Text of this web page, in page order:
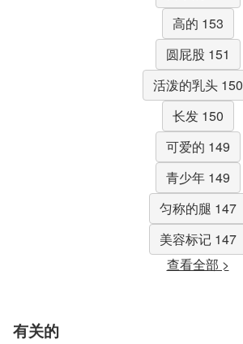
高的 153
圆屁股 151
活泼的乳头 150
长发 150
可爱的 149
青少年 149
匀称的腿 147
美容标记 147
查看全部 >
有关的